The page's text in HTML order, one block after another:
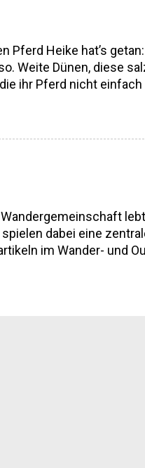
Pferd Heike hat’s
Weite Dünen, diese
ihr Pferd nicht einfach
im „Show-Modus“.
wie Tanzen – nur
dabei eine
im Wander- und
von
durch